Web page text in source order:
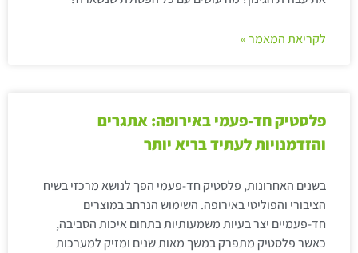
לקריאת המאמר »
פלסטיק חד-פעמי באירופה: אתגרים
והזדמנויות לעתיד בריא יותר
בשנים האחרונות, פלסטיק חד-פעמי הפך לנושא מרכזי בשיח
הציבורי והפוליטי באירופה. השימוש הנרחב במוצרים
חד-פעמיים יצר בעיות משמעותיות בתחום איכות הסביבה,
כאשר פלסטיק מתפרק במשך מאות שנים ומזיק למערכות